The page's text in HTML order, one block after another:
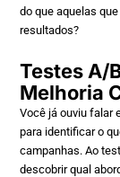
do que aquelas
resultados?
Testes A/
Melhoria
Você já ouviu falar
para identificar o
campanhas. Ao
descobrir qual